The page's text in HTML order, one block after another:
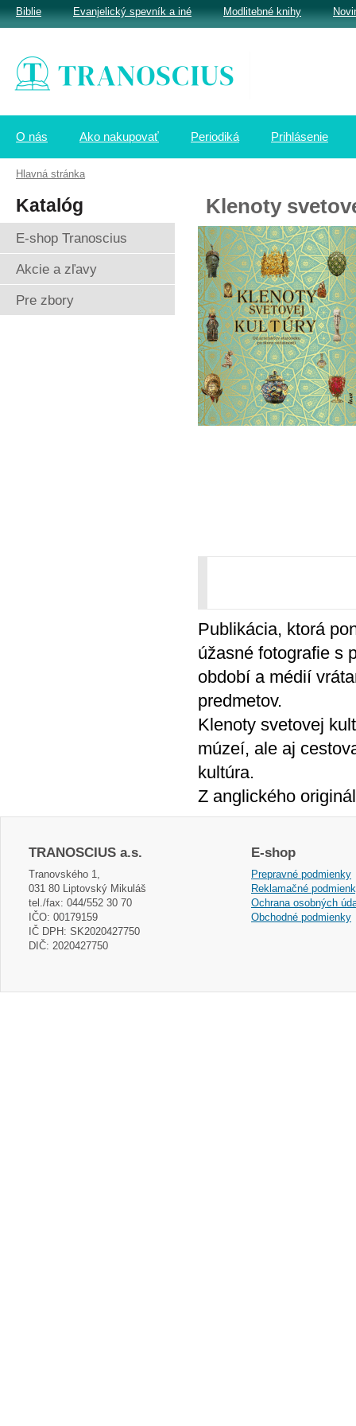
O nás Ako nakupovať Periodiká Prihlásenie
Klenoty
Publikácia, ktorá
úžasné fotografie s
období a médií
predmetov.
Klenoty svetovej
múzeí, ale aj
kultúra.
Z anglického
Katalóg
E-shop Tranoscius
Akcie a zľavy
Pre zbory
TRANOSCIUS a.s.
Tranovského 1,
031 80 Liptovský Mikuláš
tel./fax: 044/552 30 70
IČO: 00179159
IČ DPH: SK2020427750
DIČ: 2020427750
E-shop
Prepravné podmienky
Reklamačné
Ochrana osobných
Obchodné podmienky
Biblie Evanjelický spevník a iné Modlitebné knihy
Hlavná stránka